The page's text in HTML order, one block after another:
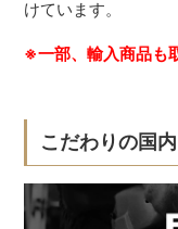
けています。
※一部、輸入商品も
こだわりの国